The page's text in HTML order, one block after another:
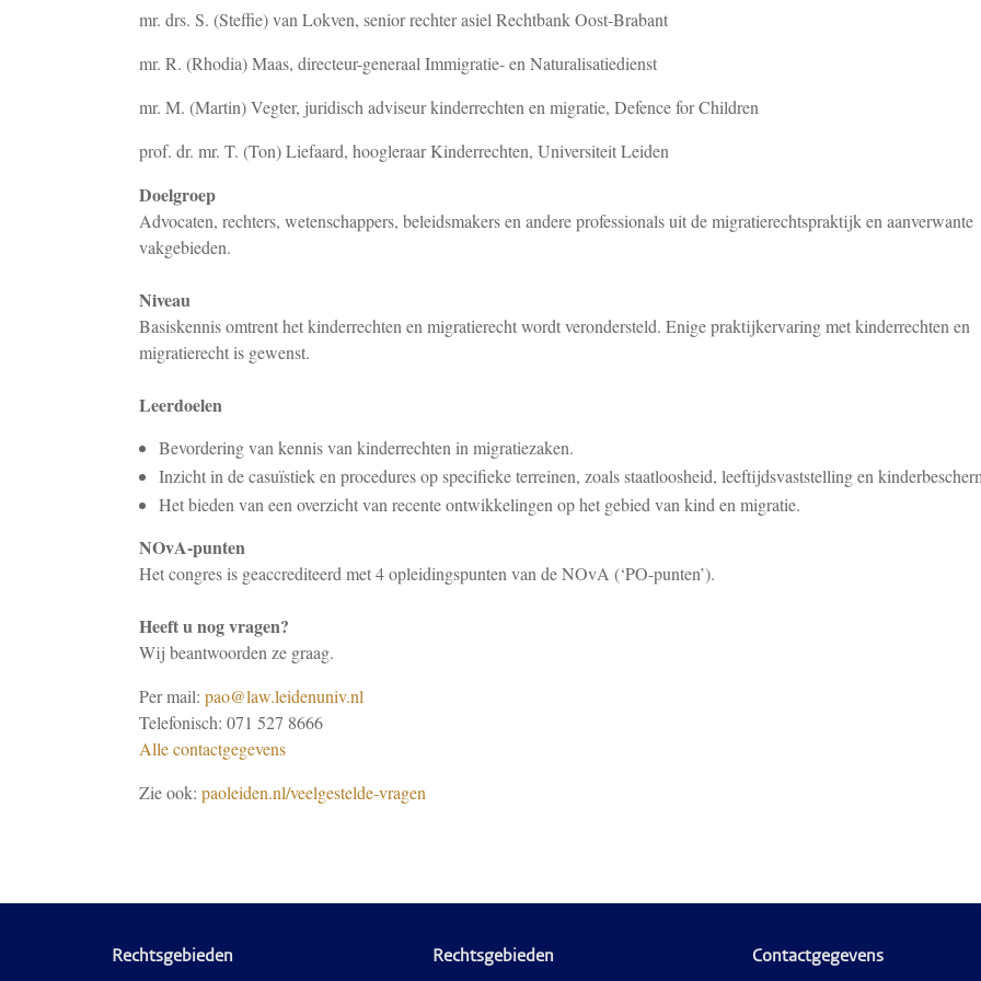
mr. drs. S. (Steffie) van Lokven, senior rechter asiel Rechtbank Oost-Brabant
mr. R. (Rhodia) Maas, directeur-generaal Immigratie- en Naturalisatiedienst
mr. M. (Martin) Vegter, juridisch adviseur kinderrechten en migratie, Defence for Children
prof. dr. mr. T. (Ton) Liefaard, hoogleraar Kinderrechten, Universiteit Leiden
Doelgroep
Advocaten, rechters, wetenschappers, beleidsmakers en andere professionals uit de migratierechtspraktijk en aanverwante
vakgebieden.
Niveau
Basiskennis omtrent het kinderrechten en migratierecht wordt verondersteld. Enige praktijkervaring met kinderrechten en
migratierecht is gewenst.
Leerdoelen
Bevordering van kennis van kinderrechten in migratiezaken.
Inzicht in de casuïstiek en procedures op specifieke terreinen, zoals staatloosheid, leeftijdsvaststelling en
Het bieden van een overzicht van recente ontwikkelingen op het gebied van kind en migratie.
NOvA-punten
Het congres is geaccrediteerd met 4 opleidingspunten van de NOvA (‘PO-punten’).
Heeft u nog vragen?
Wij beantwoorden ze graag.
Per mail: pao@law.leidenuniv.nl
Telefonisch: 071 527 8666
Alle contactgegevens
Zie ook: paoleiden.nl/veelgestelde-vragen
Rechtsgebieden Rechtsgebieden Contactgegevens